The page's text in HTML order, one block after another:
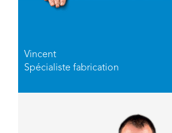
Vincent
Spécialiste fabrication